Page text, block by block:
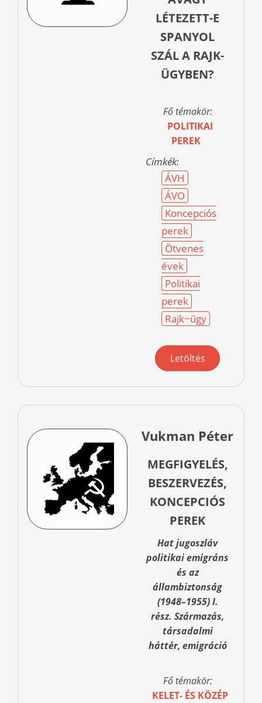
LÉTEZETT-E
SPANYOL
SZÁL A RAJK-
ÜGYBEN?
Fő témakör:
POLITIKAI
PEREK
Címkék:
ÁVH
ÁVO
Koncepciós
perek
Ötvenes
évek
Politikai
perek
Rajk−ügy
Letöltés
Vukman Péter
MEGFIGYELÉS,
BESZERVEZÉS,
KONCEPCIÓS
PEREK
Hat jugoszláv
politikai emigráns
és az
állambiztonság
(1948–1955) I.
rész. Származás,
társadalmi
háttér, emigráció
Fő témakör:
KELET- ÉS KÖZÉP